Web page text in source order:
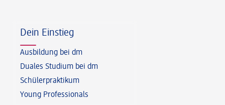
Dein Einstieg
Ausbildung bei dm
Duales Studium bei dm
Schülerpraktikum
Young Professionals